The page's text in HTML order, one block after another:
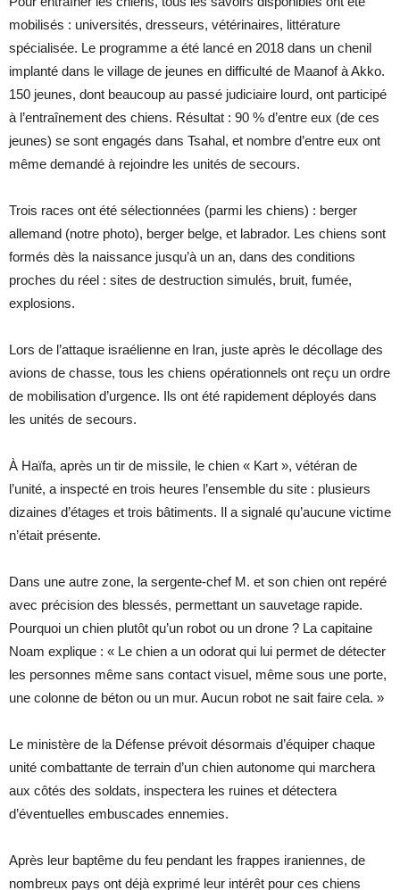
mobilisés : universités, dresseurs, vétérinaires, littérature
spécialisée. Le programme a été lancé en 2018 dans un chenil
implanté dans le village de jeunes en difficulté de Maanof à Akko.
150 jeunes, dont beaucoup au passé judiciaire lourd, ont participé
à l’entraînement des chiens. Résultat : 90 % d’entre eux (de ces
jeunes) se sont engagés dans Tsahal, et nombre d’entre eux ont
même demandé à rejoindre les unités de secours.
Trois races ont été sélectionnées (parmi les chiens) : berger
allemand (notre photo), berger belge, et labrador. Les chiens sont
formés dès la naissance jusqu’à un an, dans des conditions
proches du réel : sites de destruction simulés, bruit, fumée,
explosions.
Lors de l’attaque israélienne en Iran, juste après le décollage des
avions de chasse, tous les chiens opérationnels ont reçu un ordre
de mobilisation d’urgence. Ils ont été rapidement déployés dans
les unités de secours.
À Haïfa, après un tir de missile, le chien « Kart », vétéran de
l’unité, a inspecté en trois heures l’ensemble du site : plusieurs
dizaines d’étages et trois bâtiments. Il a signalé qu’aucune victime
n’était présente.
Dans une autre zone, la sergente-chef M. et son chien ont repéré
avec précision des blessés, permettant un sauvetage rapide.
Pourquoi un chien plutôt qu’un robot ou un drone ? La capitaine
Noam explique : « Le chien a un odorat qui lui permet de détecter
les personnes même sans contact visuel, même sous une porte,
une colonne de béton ou un mur. Aucun robot ne sait faire cela. »
Le ministère de la Défense prévoit désormais d’équiper chaque
unité combattante de terrain d’un chien autonome qui marchera
aux côtés des soldats, inspectera les ruines et détectera
d’éventuelles embuscades ennemies.
Après leur baptême du feu pendant les frappes iraniennes, de
nombreux pays ont déjà exprimé leur intérêt pour ces chiens